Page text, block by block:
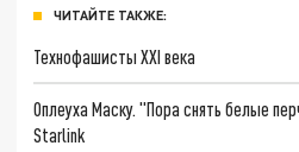
ЧИТАЙТЕ ТАКЖЕ:
Технофашисты XXI века
Оплеуха Маску. "Пора снять белые
Starlink